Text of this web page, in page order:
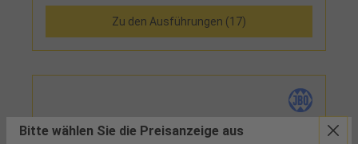
Zu den Ausführungen (17)
Bitte wählen Sie die Preisanzeige aus